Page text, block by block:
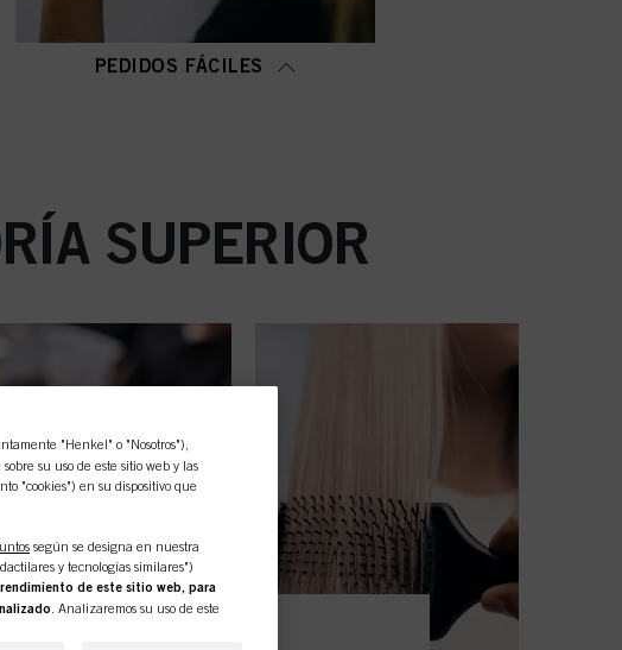
PEDIDOS FÁCILES
SUPERIOR
"Henkel" o "Nosotros"),
su uso de este sitio web y las
"cookies") en su dispositivo que
según se designa en nuestra
y tecnologías similares")
de este sitio web, para
. Analizaremos su uso de este